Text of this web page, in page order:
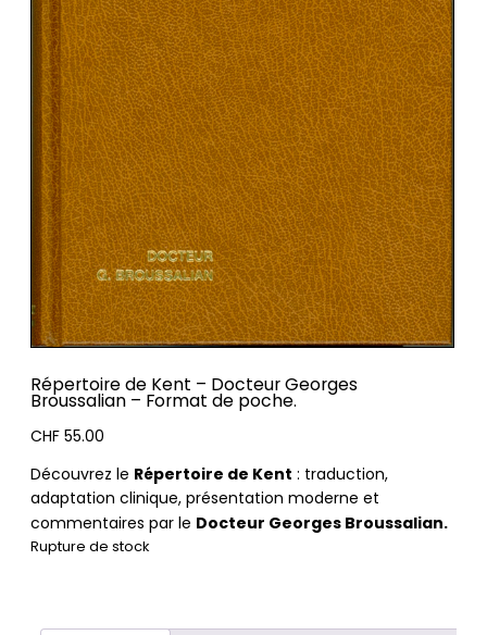
Répertoire de Kent – Docteur Georges
Broussalian – Format de poche.
CHF55.00
Découvrez le Répertoire de Kent : traduction,
adaptation clinique, présentation moderne et
commentaires par le Docteur Georges Broussalian.
Rupture de stock